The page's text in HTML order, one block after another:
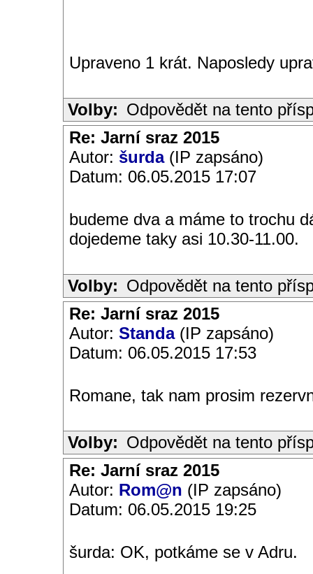
Upraveno 1 krát. Naposledy
Volby: Odpovědět na tento
Re: Jarní sraz 2015
Autor: šurda(IP zapsáno)
Datum: 06.05.2015 17:07
budeme dva a máme to trochu
dojedeme taky asi 10.30-11.00.
Volby: Odpovědět na tento
Re: Jarní sraz 2015
Autor: Standa(IP zapsáno)
Datum: 06.05.2015 17:53
Romane, tak nam prosim
Volby: Odpovědět na tento
Re: Jarní sraz 2015
Autor: Rom@n (IP zapsáno)
Datum: 06.05.2015 19:25
šurda: OK, potkáme se v Adru.